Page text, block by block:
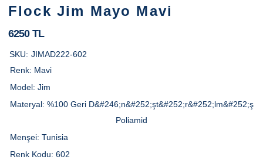
Flock Jim Mayo Mavi
6250 TL
SKU: JIMAD222-602
Renk: Mavi
Model: Jim
Materyal: %100 Geri D&#246;n&#252;şt&#252;r&#252;lm&#252;ş
Poliamid
Menşei: Tunisia
Renk Kodu: 602